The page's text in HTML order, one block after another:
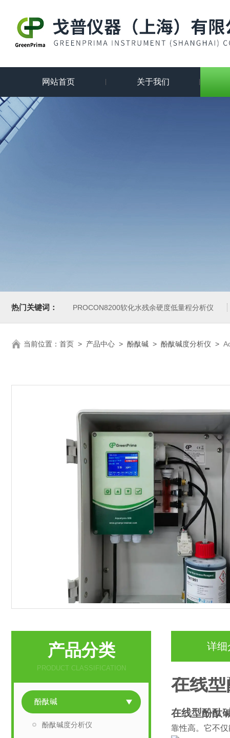
网站首页 关于我们
热门关键词： PROCON8200软化水残余硬度低量程分析仪
当前位置： 首页 > 产品中心 > 酚酞碱 > 酚酞碱度分析仪 >
产品分类
PRODUCT CLASSIFICATION
酚酞碱
酚酞碱度分析仪
详细
在线
在线型酚酞
靠性高。它不